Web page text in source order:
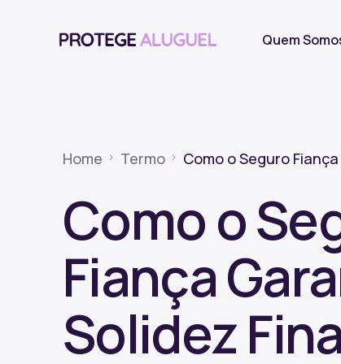
Quem
Home Termo Como o Seguro
Como o
Fiança
Solidez